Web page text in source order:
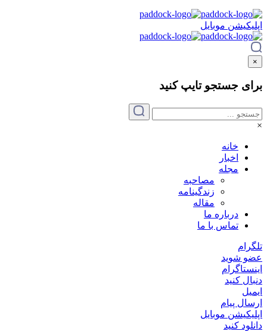
اپلیکیشن موبایل
×
برای جستجو تایپکنید
×
خانه
اخبار
مجله
مصاحبه
زندگینامه
مقاله
درباره ما
تماس با ما
تلگرام
عضو شوید
اینستاگرام
دنبال کنید
ایمیل
ارسال پیام
اپلیکیشن موبایل
دانلود کنید